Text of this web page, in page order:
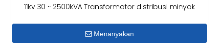
11kv 30 ~ 2500kVA Transformator distribusi minyak
Menanyakan